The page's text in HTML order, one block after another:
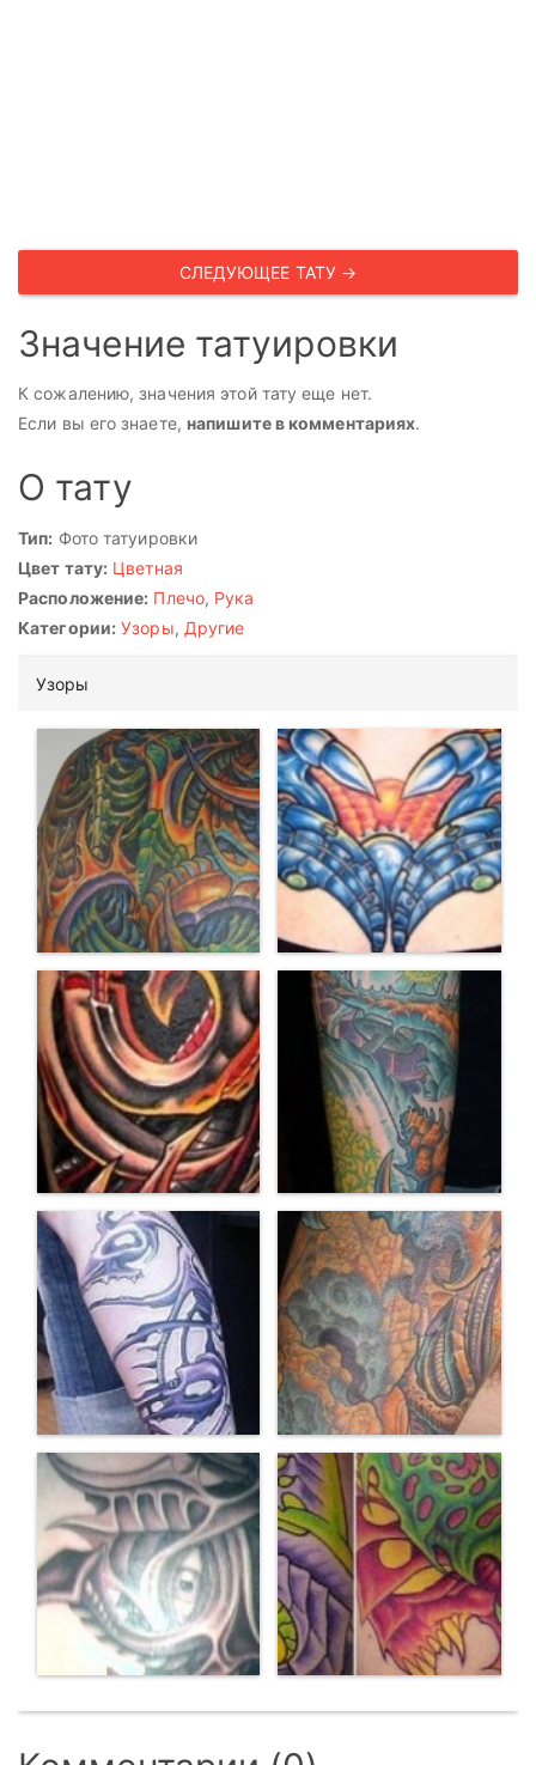
СЛЕДУЮЩЕЕ ТАТУ →
Значение татуировки
К сожалению, значения этой тату еще нет.
Если вы его знаете, напишите в комментариях.
О тату
Тип: Фото татуировки
Цвет тату: Цветная
Расположение: Плечо, Рука
Категории: Узоры, Другие
Узоры